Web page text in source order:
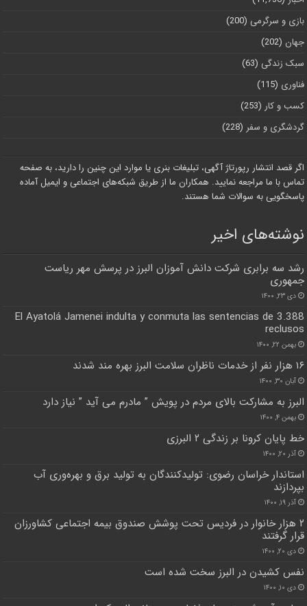
بازی و سرگرمی (200)
جهان (202)
سبک زندگی (63)
فناوری (115)
کسب و کار (253)
گردشگری و سفر (228)
اگر قصد انتشار رپورتاژ آگهی، تبلیغات بنری یا موارد این چنین را دارید، به صفحه
تماس با ما مراجعه نمایید. همکاران ما از طریق شبکه‌های اجتماعی و ایمیل آماده
پاسخگویی به سوالات شما هستند.
نوشته‌های اخیر
رشد سه برابری شرکت دانش آموزان البرز در پرسش مهر ریاست
جمهوری
دی ۲۳, ۱۴۰۰
El Ayatolá Jamenei indulta y conmuta las sentencias de 3.388
reclusos
بهمن ۲۲, ۱۴۰۰
۱۶ هزار نفر از خدمات ناظران سلامت البرز بهره مند شدند
آبان ۳۰, ۱۴۰۰
البرز به مشارکت بالای مردم در پویش ” مادرم می آید ” نیاز دارد
بهمن ۴, ۱۴۰۰
خط پایان کرونا بر زندگی ۲ البرزی
آذر ۲۰, ۱۴۰۰
استاندار خراسان رضوی: تولیدکنندگان به تولید برق و بهره‌وری آب
بپردازند
آذر ۱۹, ۱۴۰۰
۲ هزار خانوار در فردیس تحت پوشش صندوق بیمه اجتماعی کشاورزان
قرار گرفتند
دی ۲۰, ۱۴۰۰
نفس کشیدن در البرز سخت شده است
دی ۱۰, ۱۴۰۰